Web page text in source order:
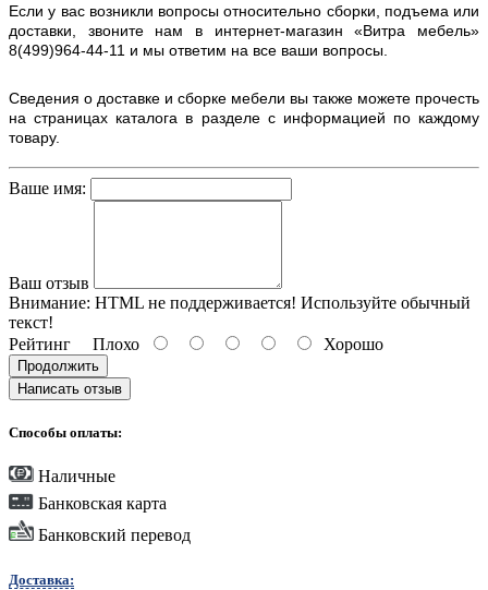
Если у вас возникли вопросы относительно сборки, подъема или
доставки, звоните нам в интернет-магазин «Витра мебель»
8(499)964-44-11 и мы ответим на все ваши вопросы.
Сведения о доставке и сборке мебели вы также можете прочесть
на страницах каталога в разделе с информацией по каждому
товару.
Ваше имя:
Ваш отзыв
Внимание: HTML не поддерживается! Используйте обычный
текст!
Рейтинг Плохо Хорошо
Продолжить
Написать отзыв
Способы оплаты:
Наличные
Банковская карта
Банковский перевод
Доставка: